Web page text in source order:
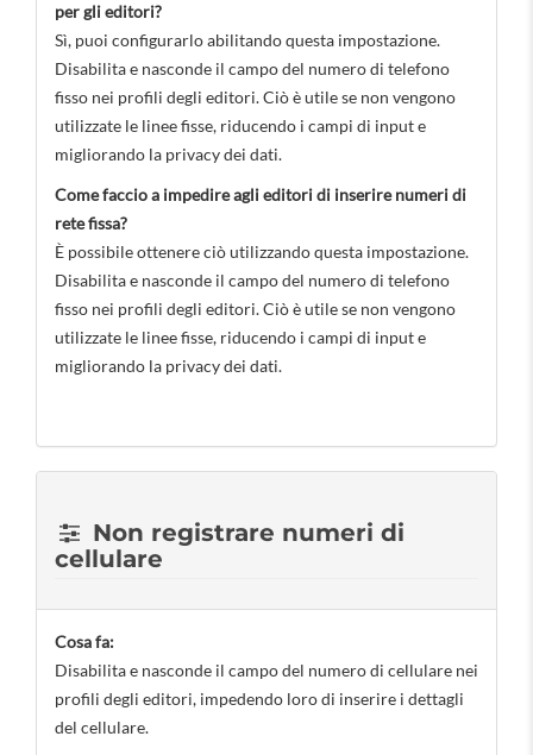
per gli editori?
Sì, puoi configurarlo abilitando questa impostazione.
Disabilita e nasconde il campo del numero di telefono
fisso nei profili degli editori. Ciò è utile se non vengono
utilizzate le linee fisse, riducendo i campi di input e
migliorando la privacy dei dati.
Come faccio a impedire agli editori di inserire numeri di
rete fissa?
È possibile ottenere ciò utilizzando questa impostazione.
Disabilita e nasconde il campo del numero di telefono
fisso nei profili degli editori. Ciò è utile se non vengono
utilizzate le linee fisse, riducendo i campi di input e
migliorando la privacy dei dati.
Non registrare numeri di
cellulare
Cosa fa:
Disabilita e nasconde il campo del numero di cellulare nei
profili degli editori, impedendo loro di inserire i dettagli
del cellulare.